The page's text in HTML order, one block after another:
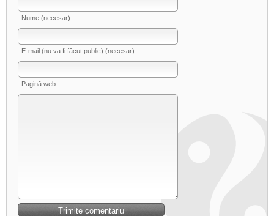
Nume (necesar)
E-mail (nu va fi făcut public) (necesar)
Pagină web